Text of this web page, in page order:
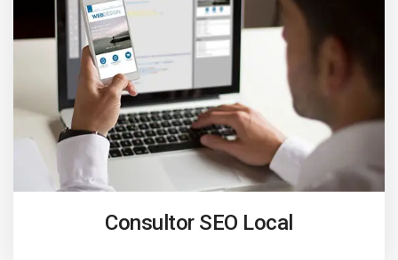
Consultor SEO Local